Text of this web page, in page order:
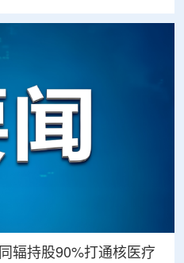
辐持股90%打通核医疗